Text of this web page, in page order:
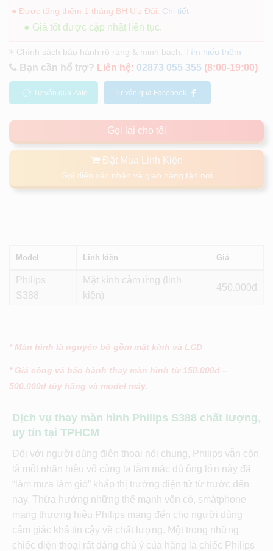
● Được tặng thêm 1 tháng BH Ưu Đãi. Chi tiết
● Giá tốt được cập nhật liên tục.
Chính sách bảo hành rõ ràng & minh bạch. Tìm hiểu thêm
Bạn cần hổ trợ? Liên hệ: 02873 055 355 (8:00-19:00)
Tư vấn qua Zalo Tư vấn qua Facebook
Gọi lại cho tôi
Đặt Mua Linh Kiện
Gọi điện xác nhận và giao hàng tận nơi
Model Linh kiện Giá
Philips
S388
Mặt kính cảm ứng (linh
kiện)
450
* Màn hình là nguyên bộ gồm mặt kính và LCD
* Giá công và bảo hành thay màn hình từ 150.000đ –
500.000đ tùy hãng và model máy.
Dịch vụ thay màn hình Philips S388 chất lượng,
uy tín tại TPHCM
Đối với người dùng điện thoại nói chung, Philips vẫn còn
là một nhãn hiệu vô cùng lạ lẫm mặc dù ông lớn này đã
“làm mưa làm gió” khắp thị trường điện tử từ trước đến
nay. Thừa hưởng những thế mạnh vốn có, smảtphone
mang thương hiệu Philips mang đến cho người dùng
cảm giác khá tin cậy về chất lượng. Một trong những
chiếc điện thoại rất đáng chú ý của hãng là chiếc Philips